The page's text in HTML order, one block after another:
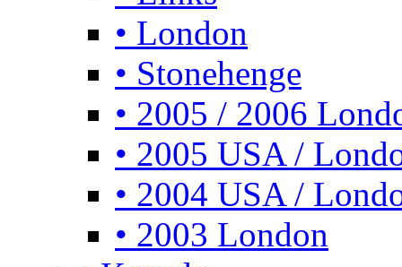
• London
• Stonehenge
• 2005 / 2006
• 2005 USA /
• 2004 USA /
• 2003 London